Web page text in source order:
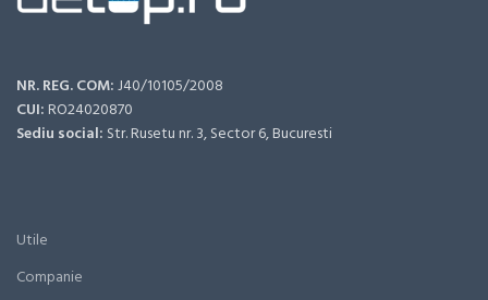
NR. REG. COM:J40/10105/2008
CUI:RO24020870
Sediu social: Str. Rusetu nr. 3, Sector 6, Bucuresti
Utile
Companie